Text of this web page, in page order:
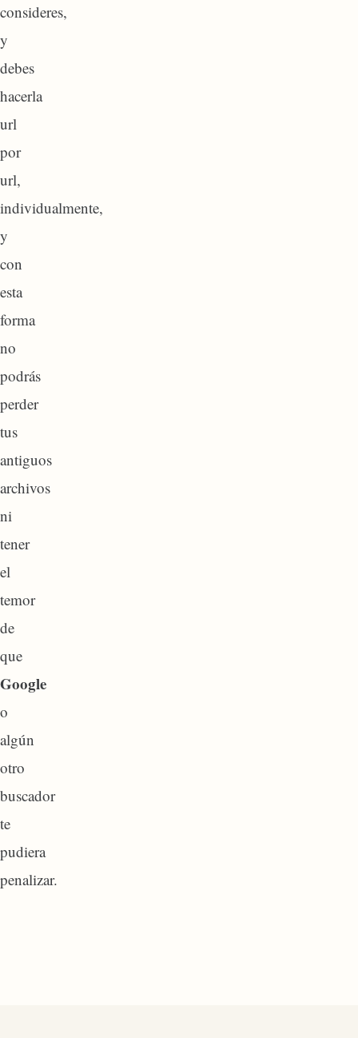
consideres,
y
debes
hacerla
url
por
url,
individualmente,
y
con
esta
forma
no
podrás
perder
tus
antiguos
archivos
ni
tener
el
temor
de
que
Google
o
algún
otro
buscador
te
pudiera
penalizar.